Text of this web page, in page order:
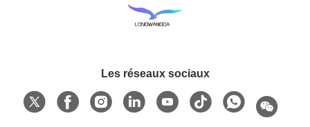
Les réseaux sociaux